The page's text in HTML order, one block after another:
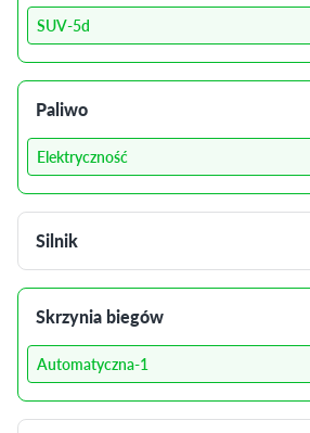
SUV-5d
Paliwo
Elektryczność
Silnik
Skrzynia biegów
Automatyczna-1